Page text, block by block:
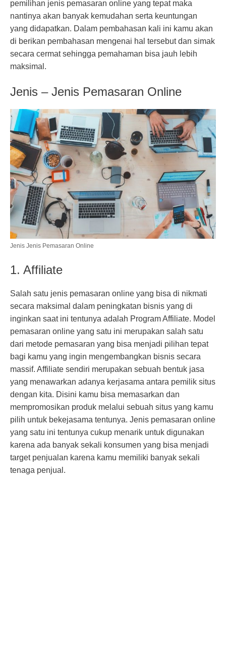
pemilihan jenis pemasaran online yang tepat maka
nantinya akan banyak kemudahan serta keuntungan
yang didapatkan. Dalam pembahasan kali ini kamu akan
di berikan pembahasan mengenai hal tersebut dan simak
secara cermat sehingga pemahaman bisa jauh lebih
maksimal.
Jenis – Jenis Pemasaran Online
Jenis Jenis Pemasaran Online
1. Affiliate
Salah satu jenis pemasaran online yang bisa di nikmati
secara maksimal dalam peningkatan bisnis yang di
inginkan saat ini tentunya adalah Program Affiliate. Model
pemasaran online yang satu ini merupakan salah satu
dari metode pemasaran yang bisa menjadi pilihan tepat
bagi kamu yang ingin mengembangkan bisnis secara
massif. Affiliate sendiri merupakan sebuah bentuk jasa
yang menawarkan adanya kerjasama antara pemilik situs
dengan kita. Disini kamu bisa memasarkan dan
mempromosikan produk melalui sebuah situs yang kamu
pilih untuk bekejasama tentunya. Jenis pemasaran online
yang satu ini tentunya cukup menarik untuk digunakan
karena ada banyak sekali konsumen yang bisa menjadi
target penjualan karena kamu memiliki banyak sekali
tenaga penjual.